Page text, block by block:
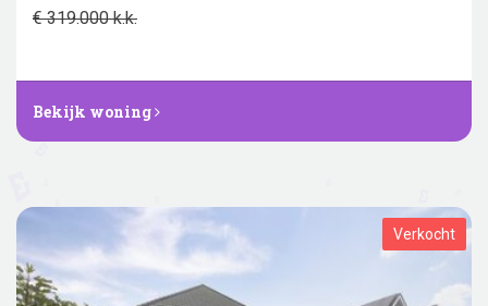
€ 319.000 k.k.
Bekijk woning
Verkocht